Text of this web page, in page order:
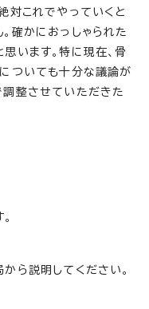
対これでやっていくと
確かにおっしゃられた
います。特に現在、骨
ついても十分な議論が
調整させていただきた
ら説明してください。